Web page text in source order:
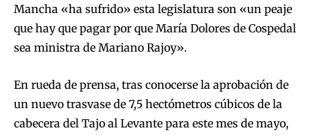
Mancha «ha sufrido» esta legislatura son «un peaje
que hay que pagar por que María Dolores de Cospedal
sea ministra de Mariano Rajoy».
En rueda de prensa, tras conocerse la aprobación de
un nuevo trasvase de 7,5 hectómetros cúbicos de la
cabecera del Tajo al Levante para este mes de mayo,